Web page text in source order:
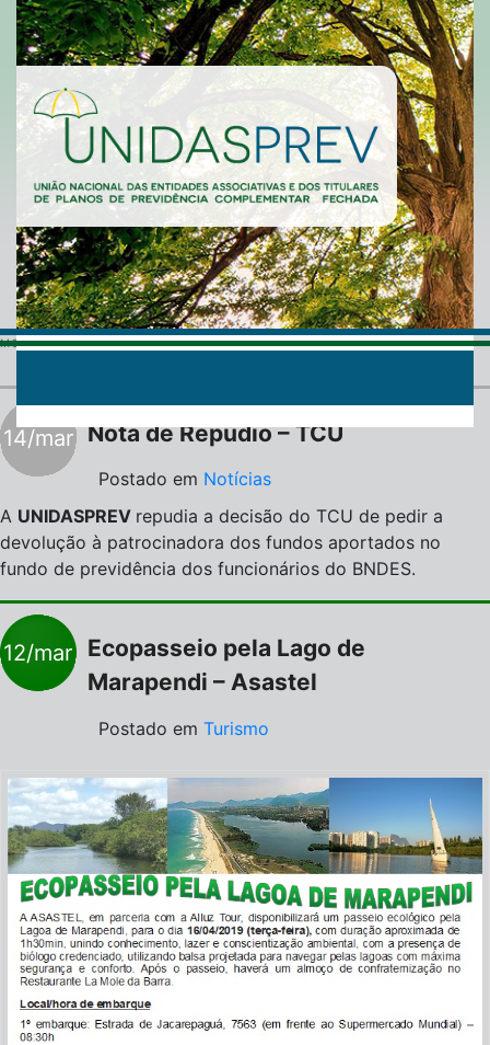
MONTHLY ARCHIVES:MARÇO 2019
14/mar Nota de Repúdio – TCU
Postado em Notícias
A UNIDASPREV repudia a decisão do TCU de pedir a
devolução à patrocinadora dos fundos aportados no
fundo de previdência dos funcionários do BNDES.
12/mar
Ecopasseio pela Lago de
Marapendi – Asastel
Postado em Turismo